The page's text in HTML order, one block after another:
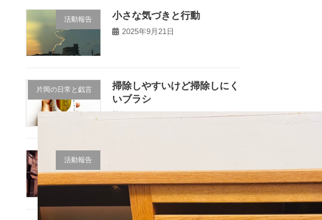
活動報告 小さな気づきと行動
2025年9月21日
片岡の日常と戯言
掃除しやすいけど掃除しにく
いブラシ
活動報告
業意見交換会
2025年9月19日